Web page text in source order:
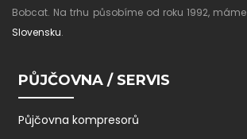
Bobcat. Na trhu působíme od roku 1992, máme
Slovensku.
PŮJČOVNA / SERVIS
Půjčovna kompresorů